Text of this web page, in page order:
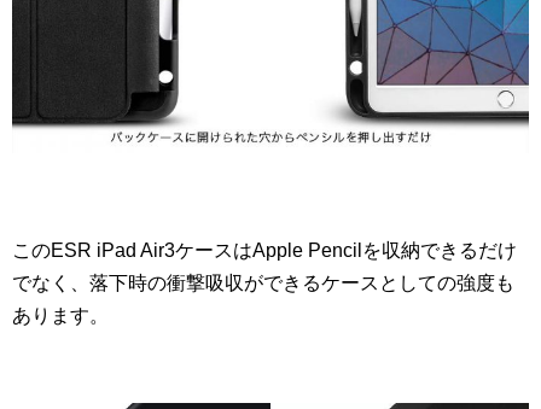
このESR iPad Air3ケースはApple Pencilを収納できるだけ
でなく、落下時の衝撃吸収ができるケースとしての強度も
あります。